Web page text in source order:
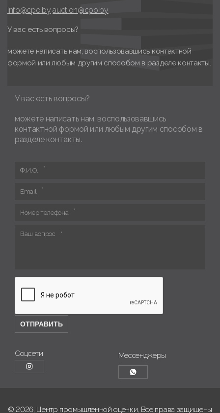
info@cpo.by auction@cpo.by
У вас есть вопросы?
можете написать нам, воспользовавшись контактной
формой или любым другим способом в разделе контакты.
У вас есть вопросы?
можете написать нам, воспользовавшись
контактной формой или любым другим способом в
разделе контакты.
Ф.И.О.
Email
Номер телефона
Ваш вопрос
Соцсети Мессенджеры
© 2026, Центр промышленной оценки, Все права защищены